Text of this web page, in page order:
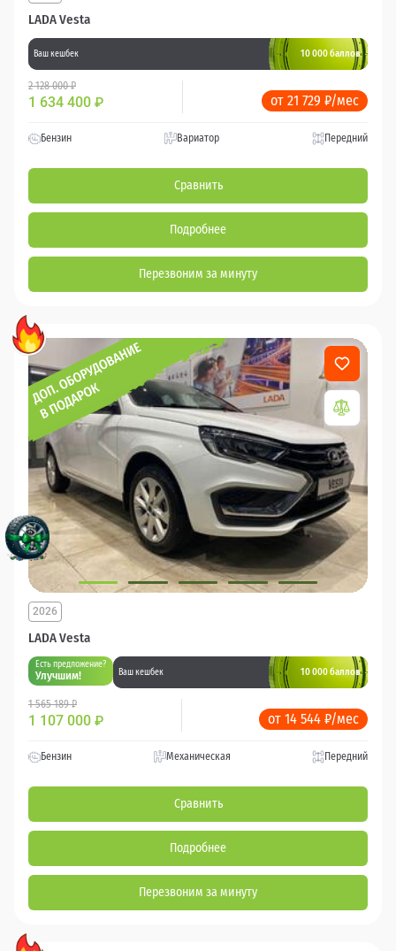
LADA Vesta
Ваш кешбек 10 000 баллов
2 128 000 ₽
1 634 400 ₽ от 21 729 ₽/мес
Бензин Вариатор Передний
Сравнить
Подробнее
Перезвоним за минуту
LADA Vesta
2026
Есть предложение?
Улучшим! Ваш кешбек 10 000 баллов
1 565 189 ₽
1 107 000 ₽ от 14 544 ₽/мес
Бензин Механическая Передний
Сравнить
Подробнее
Перезвоним за минуту